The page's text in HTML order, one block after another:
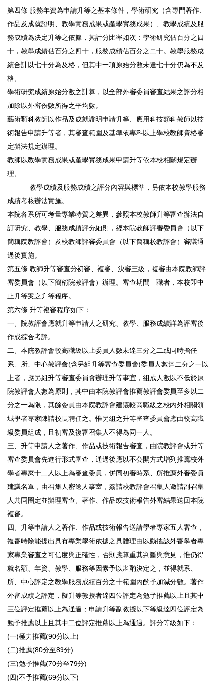
第四條 服務年資為申請升等之基本條件，學術研究（含專門著作、
作品及成就證明、教學實務成果或產學實務成果）、教學成績及服
務成績為決定升等之依據，其計分比率如次：學術研究佔百分之四
十，教學成績佔百分之四十，服務成績佔百分之二十。教學服務成
績合計以七十分為及格，但其中一項原始分數未達七十分仍為不及
格。
學術研究成績原始分數之計算，以全部外審委員審查結果之評分相
加除以外審份數所得之平均數。
藝術類科教師以作品及成就證明申請升等、應用科技類科教師以技
術報告申請升等者，其審查範圍及基準依專科以上學校教師資格審
定辦法規定辦理。
教師以教學實務成果或產學實務成果申請升等依本校相關規定辦
理。
教學成績及服務成績之評分內容與標準，另依本校教學服務
成績考核辦法實施。
本院各系所可考量專業特質之差異，參照本校教師升等審查辦法自
訂研究、教學、服務成績評分細則，經本院教師評審委員會（以下
簡稱院教評會）及校教師評審委員會（以下簡稱校教評會）審議通
過後實施。
第五條 教師升等審查分初審、複審、決審三級，複審由本院教師評
審委員會（以下簡稱院教評會）辦理。審查期間離職者，本校即中
止升等案之升等程序。
第六條 升等複審程序如下：
一、院教評會應就升等申請人之研究、教學、服務成績詳為評審後
作成綜合考評。
二、本院教評會較高職級以上委員人數未達三分之二或同時擔任
系、所、中心教評會(含另組升等審查委員會)委員人數達二分之一以
上者，應另組升等審查委員會辦理升等事宜，組成人數以不低於原
院教評會人數為原則，其中由本院教評會推薦教評會委員至多以二
分之一為限，其餘委員由本院教評會建議較高職級之校內外相關領
域學者專家陳請校長聘任之。惟另組之升等審查委員會應由較高職
級委員組成，且初審及複審召集人不得為同一人。
三、升等申請人之著作、作品或技術報告審查，由院教評會或升等
審查委員會先進行形式審查，通過後應以不公開方式增列推薦校外
學者專家十二人以上為審查委員，併同初審時系、所推薦外審委員
建議名單，由召集人密送人事室，簽請校教評會召集人邀請副召集
人共同圈定並辦理審查。著作、作品或技術報告外審結果送回本院
複審。
四、升等申請人之著作、作品或技術報告送請學者專家五人審查，
複審時除能提出具有專業學術依據之具體理由以動搖該外審學者專
家專業審查之可信度與正確性，否則應尊重其判斷與意見，惟仍得
就名額、年資、教學、服務等因素予以斟酌決定之，並得就系、
所、中心評定之教學服務成績百分之十範圍內酌予加減分數。著作
外審成績之評定，擬升等教授者達四位評定為勉予推薦以上且其中
三位評定推薦以上為通過；申請升等副教授以下等級達四位評定為
勉予推薦以上且其中二位評定推薦以上為通過。評分等級如下：
(一)極力推薦(90分以上)
(二)推薦(80分至89分)
(三)勉予推薦(70分至79分)
(四)不予推薦(69分以下)